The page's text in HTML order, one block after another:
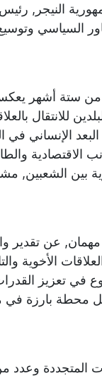
النيجر, رئيس
السياسي
من ستة أشهر
للانتقال
الإنساني في
الاقتصادية
بين الشعبين,
عن تقدير
الأخوية
في تعزيز
محطة بارزة
المتجددة وعدد